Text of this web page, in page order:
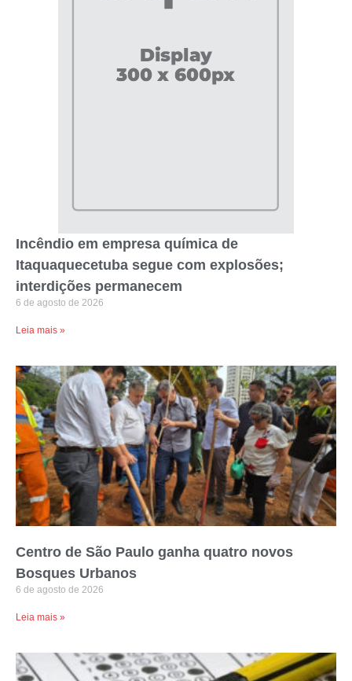
Incêndio em empresa química de
Itaquaquecetuba segue com explosões;
interdições permanecem
6 de agosto de 2026
Leia mais »
Centro de São Paulo ganha quatro novos
Bosques Urbanos
6 de agosto de 2026
Leia mais »